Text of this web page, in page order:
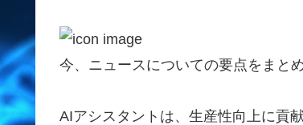
今、ニュースについての要点をまと
AIアシスタントは、生産性向上に貢